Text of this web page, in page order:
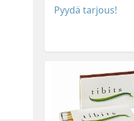
Pyydä tarjous!